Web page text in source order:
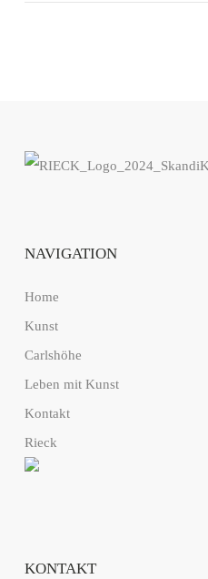
NAVIGATION
Home
Kunst
Carlshöhe
Leben mit Kunst
Kontakt
Rieck
KONTAKT